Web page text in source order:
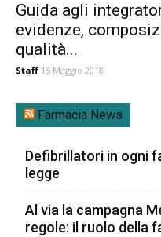
Guida agli
evidenze,
qualità...
Staff 15 Maggio 2018
Farmacia News
Defibrillatori in ogni
legge
Al via la campagna
regole: il ruolo della